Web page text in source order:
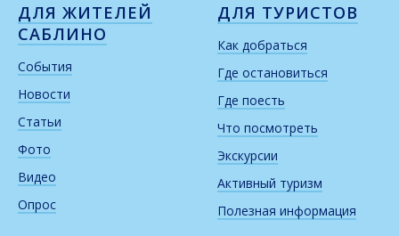
ДЛЯ ЖИТЕЛЕЙ
САБЛИНО
События
Новости
Статьи
Фото
Видео
Опрос
ДЛЯ ТУРИСТОВ
Как добраться
Где остановиться
Где поесть
Что посмотреть
Экскурсии
Активный туризм
Полезная информация